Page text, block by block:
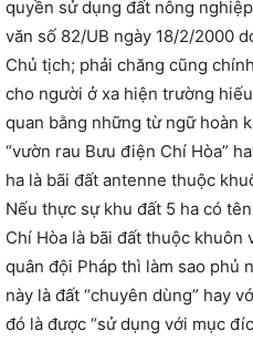
quyền sử dụng đất nông
văn số 82/UB ngày 18/2/2000
Chủ tịch; phải chăng cũng
cho người ở xa hiện trường
quan bằng những từ ngữ hoàn
“vườn rau Bưu điện Chí Hòa”
ha là bãi đất antenne thuộc
Nếu thực sự khu đất 5 ha có
Chí Hòa là bãi đất thuộc khuôn
quân đội Pháp thì làm sao phủ
này là đất “chuyên dùng” hay
đó là được “sử dụng với mục